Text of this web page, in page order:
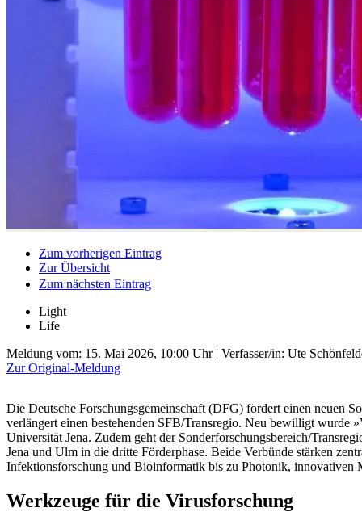
Zum vorherigen Eintrag
Zur Übersicht
Zum nächsten Eintrag
Light
Life
Meldung vom: 15. Mai 2026, 10:00 Uhr| Verfasser/in: Ute
Zur Original-Meldung
Die Deutsche Forschungsgemeinschaft (DFG) fördert einen neuen
verlängert einen bestehenden SFB/Transregio. Neu bewilligt wurde
Universität Jena. Zudem geht der Sonderforschungsbereich/
Jena und Ulm in die dritte Förderphase. Beide Verbünde stärken
Infektionsforschung und Bioinformatik bis zu Photonik, innovativen
Werkzeuge für die Virusforschung